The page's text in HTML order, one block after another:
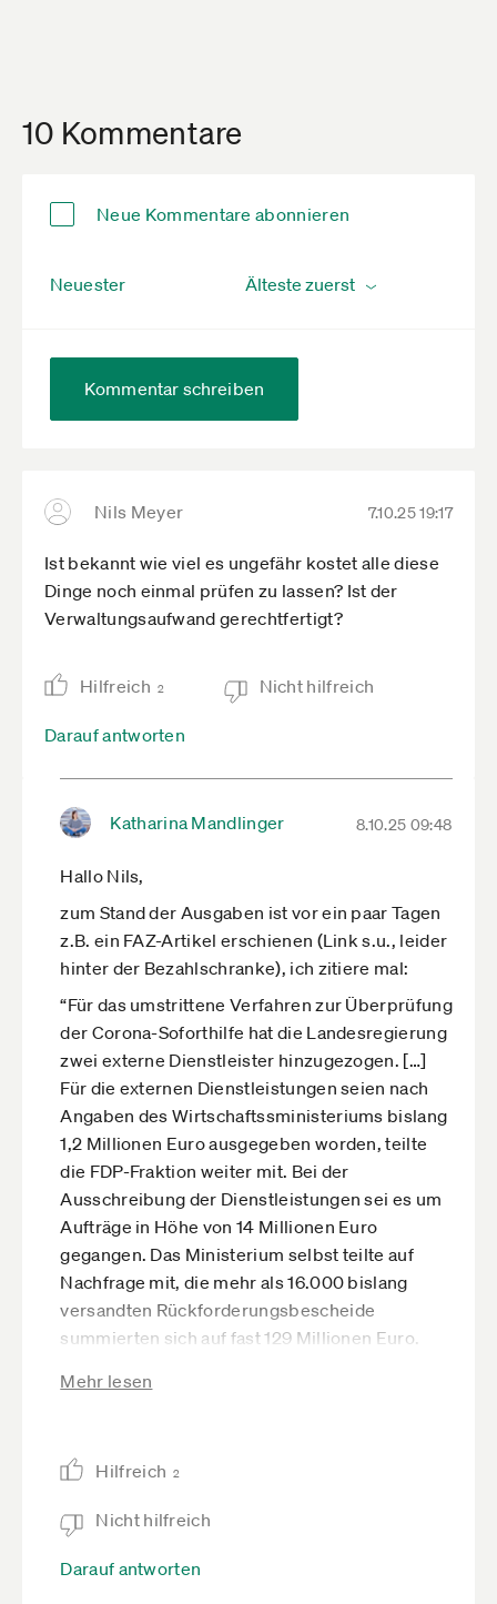
10 Kommentare
Neue Kommentare abonnieren
Neuester
Kommentar schreiben
Nils Meyer 7.10.25 19:17
Ist bekannt wie viel es ungefähr kostet alle diese
Dinge noch einmal prüfen zu lassen? Ist der
Verwaltungsaufwand gerechtfertigt?
Hilfreich 2 Nicht hilfreich
Darauf antworten
Katharina Mandlinger 8.10.25 09:48
Hallo Nils,
zum Stand der Ausgaben ist vor ein paar Tagen
z.B. ein FAZ-Artikel erschienen (Link s.u., leider
hinter der Bezahlschranke), ich zitiere mal:
“Für das umstrittene Verfahren zur Überprüfung
der Corona-Soforthilfe hat die Landesregierung
zwei externe Dienstleister hinzugezogen. […]
Für die externen Dienstleistungen seien nach
Angaben des Wirtschaftssministeriums bislang
1,2 Millionen Euro ausgegeben worden, teilte
die FDP-Fraktion weiter mit. Bei der
Ausschreibung der Dienstleistungen sei es um
Aufträge in Höhe von 14 Millionen Euro
gegangen. Das Ministerium selbst teilte auf
Nachfrage mit, die mehr als 16.000 bislang
versandten Rückforderungsbescheide
summierten sich auf fast 129 Millionen Euro.
Rückforderung beendet worden. Überprüft
2020 Corona-Soforthilfen erhalten hatten.”
Wie sich Kosten, Verwaltungsaufwand & Co. –
auch mit Blick auf das Moratorium – entwickeln,
bleibt sicher abzuwarten.
Mehr lesen
Hilfreich 2
Nicht hilfreich
Darauf antworten